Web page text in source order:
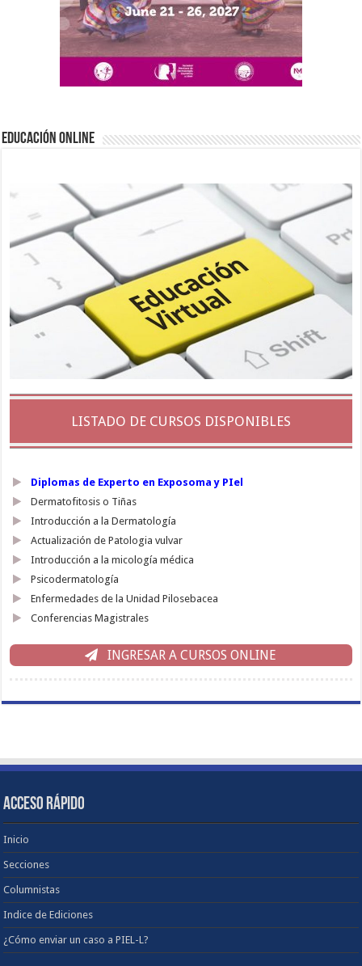
EDUCACIÓN ONLINE
LISTADO DE CURSOS DISPONIBLES
Diplomas de Experto en Exposoma y PIel
Dermatofitosis o Tiñas
Introducción a la Dermatología
Actualización de Patologia vulvar
Introducción a la micología médica
Psicodermatología
Enfermedades de la Unidad Pilosebacea
Conferencias Magistrales
INGRESAR A CURSOS ONLINE
ACCESO RÁPIDO
Inicio
Secciones
Columnistas
Indice de Ediciones
¿Cómo enviar un caso a PIEL-L?